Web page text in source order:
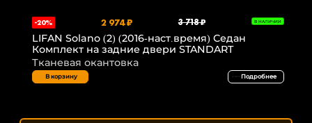
-20% 2 974 ₽ 3 718 ₽ В НАЛИЧИИ
LIFAN Solano (2) (2016-наст.время) Седан
Комплект на задние двери STANDART
Тканевая окантовка
В корзину Подробнее